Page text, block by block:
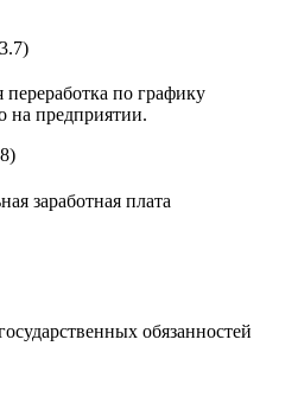
переработка по графику
на предприятии.
заработная плата
обязанностей